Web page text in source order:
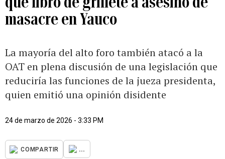
masacre en Yauco
La mayoría del alto foro también atacó a la
OAT en plena discusión de una legislación que
reduciría las funciones de la jueza presidenta,
quien emitió una opinión disidente
24 de marzo de 2026 - 3:33 PM
COMPARTIR ...